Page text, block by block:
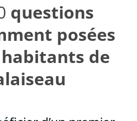
questions
posées
de